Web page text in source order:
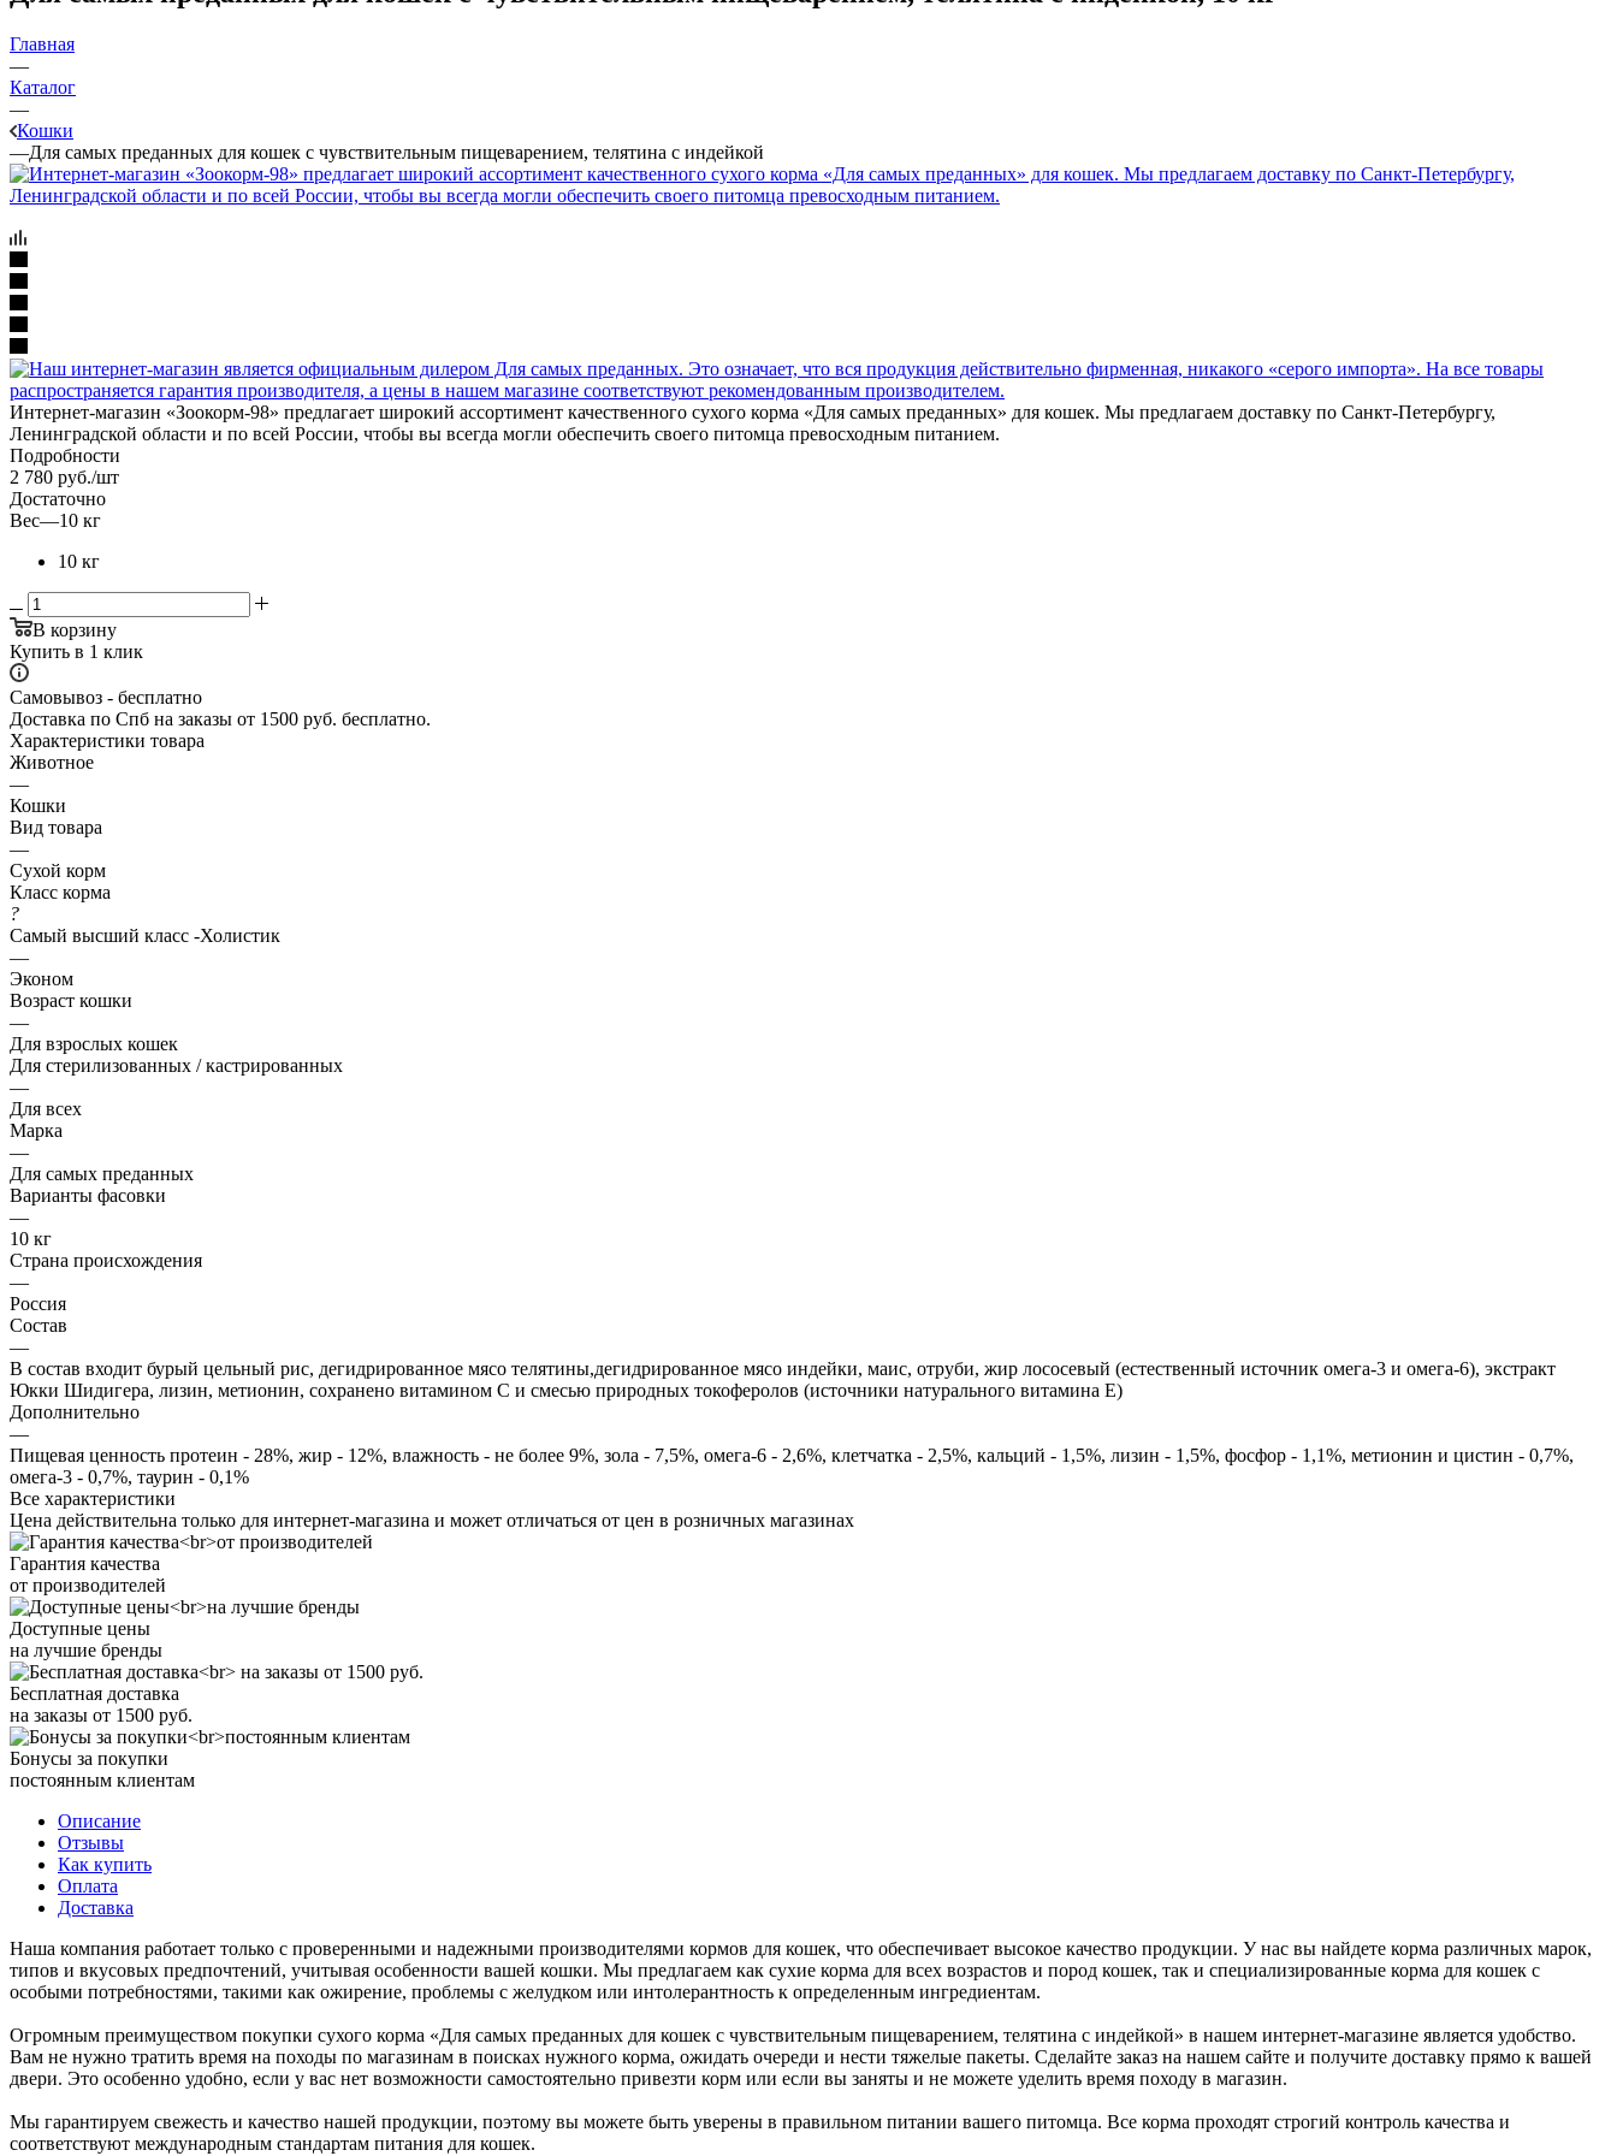
Главная
—
Каталог
—
Кошки
—Для самых преданных для кошек с чувствительным пищеварением, телятина с индейкой
Интернет-магазин «Зоокорм-98» предлагает широкий ассортимент качественного сухого корма «Для самых преданных» для кошек. Мы предлагаем доставку по Санкт-Петербургу,
Ленинградской области и по всей России, чтобы вы всегда могли обеспечить своего питомца превосходным питанием.
Подробности
2 780 руб./шт
Достаточно
Вес—10 кг
10 кг
В корзину
Купить в 1 клик
Самовывоз - бесплатно
Доставка по Спб на заказы от 1500 руб. бесплатно.
Характеристики товара
Животное
—
Кошки
Вид товара
—
Сухой корм
Класс корма
?
Самый высший класс -Холистик
—
Эконом
Возраст кошки
—
Для взрослых кошек
Для стерилизованных / кастрированных
—
Для всех
Марка
—
Для самых преданных
Варианты фасовки
—
10 кг
Страна происхождения
—
Россия
Состав
—
В состав входит бурый цельный рис, дегидрированное мясо телятины,дегидрированное мясо индейки, маис, отруби, жир лососевый (естественный источник омега-3 и омега-6), экстракт
Юкки Шидигера, лизин, метионин, сохранено витамином С и смесью природных токоферолов (источники натурального витамина Е)
Дополнительно
—
Пищевая ценность протеин - 28%, жир - 12%, влажность - не более 9%, зола - 7,5%, омега-6 - 2,6%, клетчатка - 2,5%, кальций - 1,5%, лизин - 1,5%, фосфор - 1,1%, метионин и цистин - 0,7%,
омега-3 - 0,7%, таурин - 0,1%
Все характеристики
Цена действительна только для интернет-магазина и может отличаться от цен в розничных магазинах
Гарантия качества
от производителей
Доступные цены
на лучшие бренды
Бесплатная доставка
на заказы от 1500 руб.
Бонусы за покупки
постоянным клиентам
Описание
Отзывы
Как купить
Оплата
Доставка
Наша компания работает только с проверенными и надежными производителями кормов для кошек, что обеспечивает высокое качество продукции. У нас вы найдете корма различных марок,
типов и вкусовых предпочтений, учитывая особенности вашей кошки. Мы предлагаем как сухие корма для всех возрастов и пород кошек, так и специализированные корма для кошек с
особыми потребностями, такими как ожирение, проблемы с желудком или интолерантность к определенным ингредиентам.
Огромным преимуществом покупки сухого корма «Для самых преданных для кошек с чувствительным пищеварением, телятина с индейкой» в нашем интернет-магазине является удобство.
Вам не нужно тратить время на походы по магазинам в поисках нужного корма, ожидать очереди и нести тяжелые пакеты. Сделайте заказ на нашем сайте и получите доставку прямо к вашей
двери. Это особенно удобно, если у вас нет возможности самостоятельно привезти корм или если вы заняты и не можете уделить время походу в магазин.
Мы гарантируем свежесть и качество нашей продукции, поэтому вы можете быть уверены в правильном питании вашего питомца. Все корма проходят строгий контроль качества и
соответствуют международным стандартам питания для кошек.